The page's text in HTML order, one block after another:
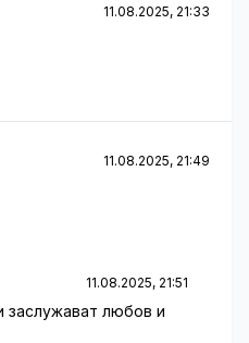
11.08.2025, 21:33
11.08.2025, 21:49
11.08.2025, 21:51
заслужават любов и